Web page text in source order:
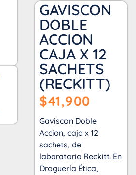
GAVISCON
DOBLE
ACCION
CAJA X 12
SACHETS
(RECKITT)
$41,900
Gaviscon Doble
Accion, caja x 12
sachets, del
laboratorio Reckitt. En
Droguería Ética,